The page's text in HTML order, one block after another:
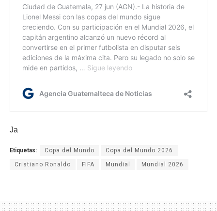
Ja
Etiquetas: Copa del Mundo Copa del Mundo 2026
Cristiano Ronaldo FIFA Mundial Mundial 2026